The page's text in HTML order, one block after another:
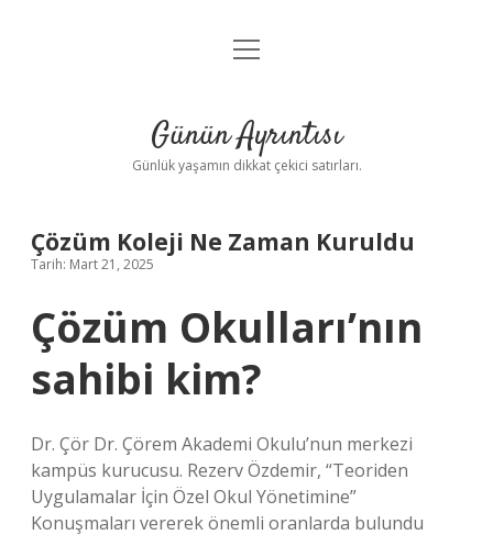
Anasayfa
Yasal Uyarı
menüyü
Günün Ayrıntısı
Günlük yaşamın dikkat çekici satırları.
Çözüm Koleji Ne Zaman Kuruldu
Tarih: Mart 21, 2025
Çözüm Okulları’nın
sahibi kim?
Dr. Çör Dr. Çörem Akademi Okulu’nun merkezi
kampüs kurucusu. Rezerv Özdemir, “Teoriden
Uygulamalar İçin Özel Okul Yönetimine”
Konuşmaları vererek önemli oranlarda bulundu